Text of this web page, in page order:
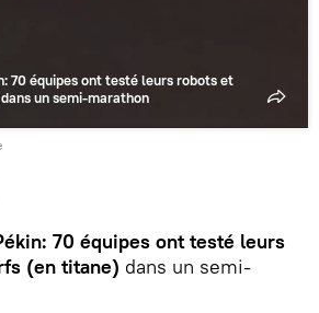
70 équipes ont testé leurs robots et
un semi-marathon
70 équipes ont testé leurs
(en titane) dans un semi-